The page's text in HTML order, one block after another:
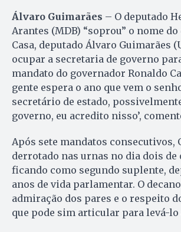
Álvaro Guimarães – O deputado
Arantes (MDB) “soprou” o nome do
Casa, deputado Álvaro Guimarães
ocupar a secretaria de governo
mandato do governador Ronaldo
gente espera o ano que vem o
secretário de estado,
governo, eu acredito nisso’,
Após sete mandatos consecutivos,
derrotado nas urnas no dia dois de
ficando como segundo suplente,
anos de vida parlamentar. O
admiração dos pares e o respeito
que pode sim articular para levá-lo